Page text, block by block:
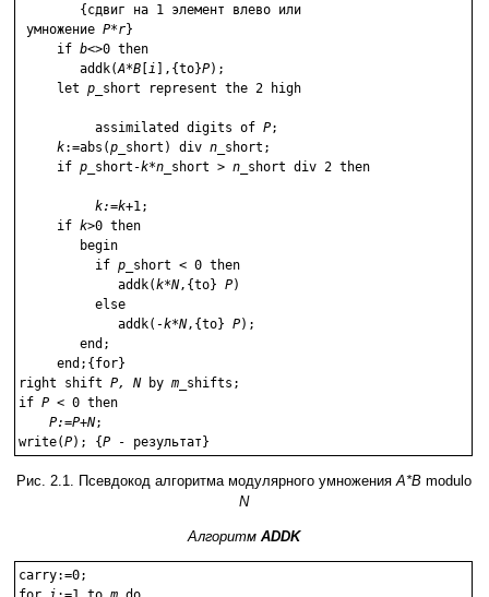
	{сдвиг на 1 элемент влево или
умножение P*r}
     if
b<>0 then
        addk(
A*B i ],{to}P);
     let
p _short represent the 2 high
	  assimilated digits of
P;
k:=abs(p _short) div n _short;
     if
p _short-k*n _short > n _short div 2 then
k:=k+1;
     if
k>0 then
        begin
          if
p _short < 0 then
             addk(
k*N,{to} P)
          else
             addk(
-k*N,{to} P);
        end;
     end;{for}
right shift P, N by m _shifts;
if P < 0 then
P:=P+N;
write(P); {P
Рис. 2.1. Псевдокод алгоритма модулярного умножения A*Bmodulo
N
Алгоритм ADDK
carry:=0;